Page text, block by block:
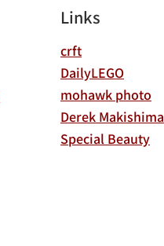
Links
crft
DailyLEGO
mohawk photo
Derek Makishima
Special Beauty